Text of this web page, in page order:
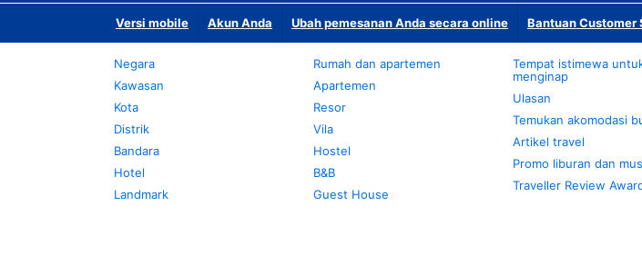
Versi mobile Akun Anda Ubah pemesanan Anda secara online Bantuan Customer
Negara
Kawasan
Kota
Distrik
Bandara
Hotel
Landmark
Rumah dan apartemen
Apartemen
Resor
Vila
Hostel
B&B
Guest House
Tempat istimewa
menginap
Ulasan
Temukan akomodasi
Artikel travel
Promo liburan dan
Traveller Review